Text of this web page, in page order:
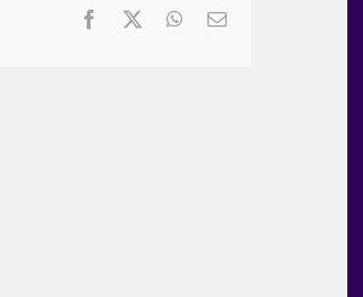
Facebook WhatsApp
Correo